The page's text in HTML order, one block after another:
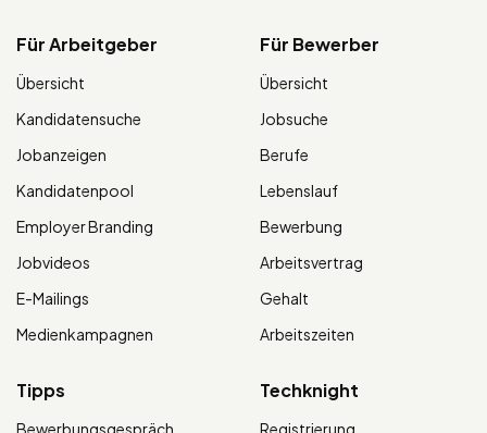
Für Arbeitgeber
Übersicht
Kandidatensuche
Jobanzeigen
Kandidatenpool
Employer Branding
Jobvideos
E-Mailings
Medienkampagnen
Für Bewerber
Übersicht
Jobsuche
Berufe
Lebenslauf
Bewerbung
Arbeitsvertrag
Gehalt
Arbeitszeiten
Tipps
Bewerbungsgespräch
Techknight
Registrierung